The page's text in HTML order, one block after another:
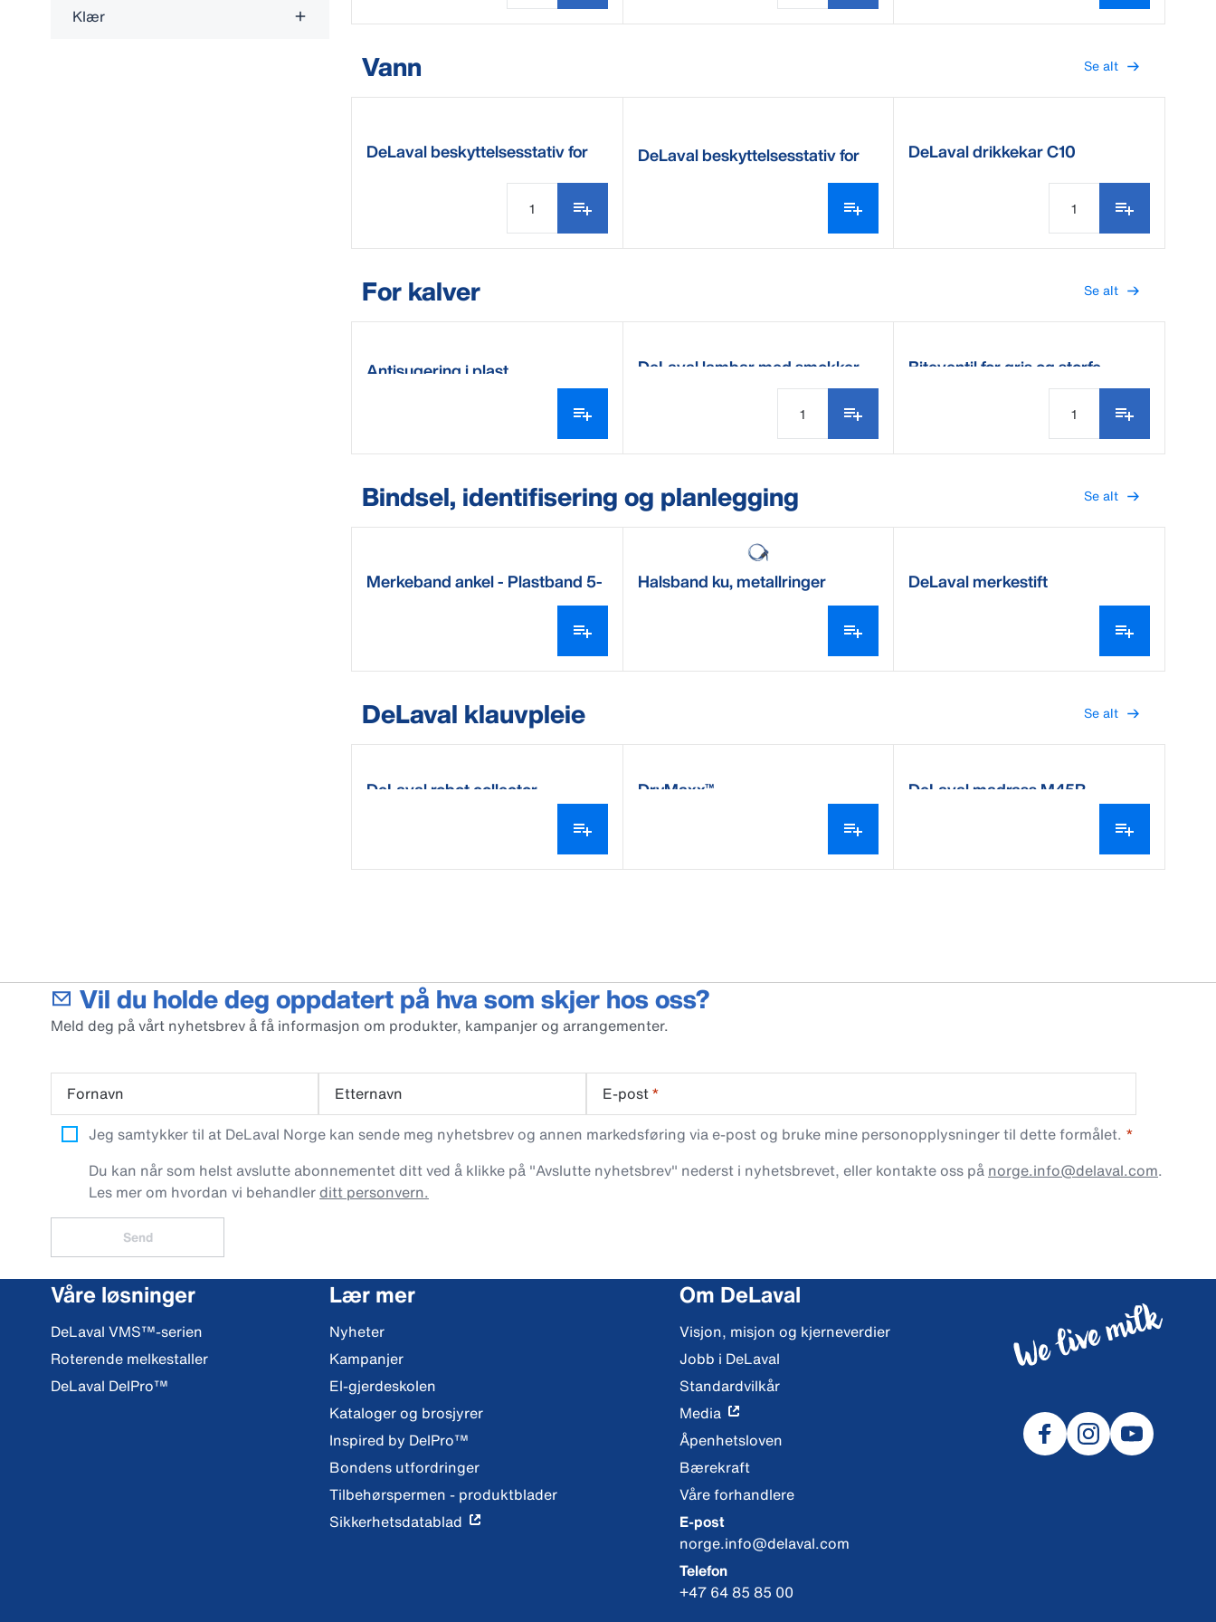
Klær
Vann Se alt
DeLaval beskyttelsesstativ for
DeLaval beskyttelsesstativ for
DeLaval drikkekar C10
For kalver Se alt
Antisugering i plast DeLaval lambar med smokker Biteventil for gris og storfe
Bindsel, identifisering og planlegging Se alt
Merkeband ankel - Plastband 5-
Halsband ku, metallringer DeLaval merkestift
DeLaval klauvpleie Se alt
DeLaval robot collector DryMaxx™ DeLaval madrass M45R
Vil du holde deg oppdatert på hva som skjer hos oss?
Meld deg på vårt nyhetsbrev å få informasjon om produkter, kampanjer og arrangementer.
Fornavn Etternavn E-post*
Jeg samtykker til at DeLaval Norge kan sende meg nyhetsbrev og annen markedsføring via e-post og bruke mine personopplysninger til dette formålet.
Du kan når som helst avslutte abonnementet ditt ved å klikke på "Avslutte nyhetsbrev" nederst i nyhetsbrevet, eller kontakte oss på norge.info@delaval.com.
Les mer om hvordan vi behandlerditt personvern.
Send
Våre løsninger
DeLaval VMS™-serien
Roterende melkestaller
DeLaval DelPro™
Lær mer
Nyheter
Kampanjer
El-gjerdeskolen
Kataloger og brosjyrer
Inspired by DelPro™
Bondens utfordringer
Tilbehørspermen - produktblader
Sikkerhetsdatablad
Om DeLaval
Visjon, misjon og kjerneverdier
Jobb i DeLaval
Standardvilkår
Media
Åpenhetsloven
Bærekraft
Våre forhandlere
E-post
norge.info@delaval.com
Telefon
+47 64 85 85 00